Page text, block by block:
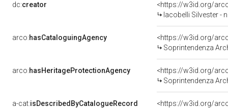
dc:creator
<https://w3id.org/
Iacobelli Silvester -
arco:hasCataloguingAgency
<https://w3id.org/
Soprintendenza
arco:hasHeritageProtectionAgency
<https://w3id.org/
Soprintendenza
a-cat:isDescribedByCatalogueRecord
<https://w3id.org/